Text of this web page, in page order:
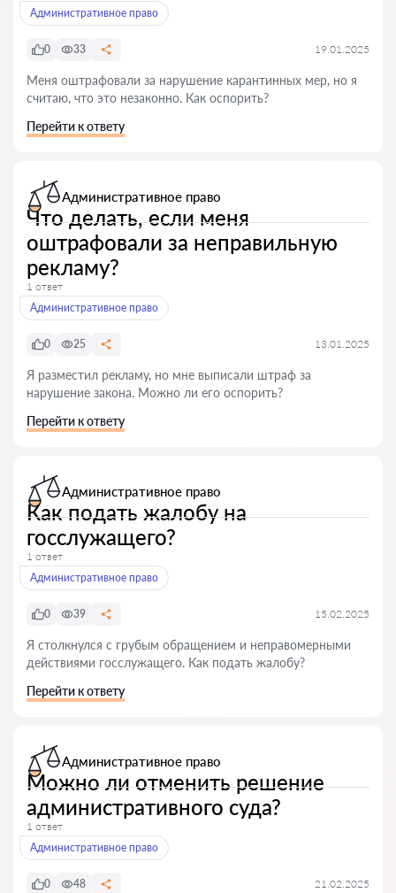
Административное право
0 33 19.01.2025
Меня оштрафовали за нарушение карантинных мер, но я
считаю, что это незаконно. Как оспорить?
Перейти к ответу
Административное право
Что делать, если меня
оштрафовали за неправильную
рекламу?
1 ответ
Административное право
0 25 13.01.2025
Я разместил рекламу, но мне выписали штраф за
нарушение закона. Можно ли его оспорить?
Перейти к ответу
Административное право
Как подать жалобу на
госслужащего?
1 ответ
Административное право
0 39 15.02.2025
Я столкнулся с грубым обращением и неправомерными
действиями госслужащего. Как подать жалобу?
Перейти к ответу
Административное право
Можно ли отменить решение
административного суда?
1 ответ
Административное право
0 48 21.02.2025